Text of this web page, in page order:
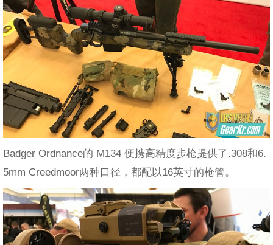
Badger Ordnance的 M134 便携高精度步枪提供了.308和6.
5mm Creedmoor两种口径，都配以16英寸的枪管。